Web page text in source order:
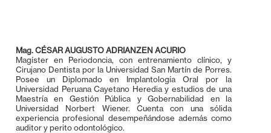
Mag. CÉSAR AUGUSTO ADRIANZEN ACURIO
Magíster en Periodoncia, con entrenamiento clínico, y
Cirujano Dentista por la Universidad San Martín de Porres.
Posee un Diplomado en Implantología Oral por la
Universidad Peruana Cayetano Heredia y estudios de una
Maestría en Gestión Pública y Gobernabilidad en la
Universidad Norbert Wiener. Cuenta con una sólida
experiencia profesional desempeñándose además como
auditor y perito odontológico.